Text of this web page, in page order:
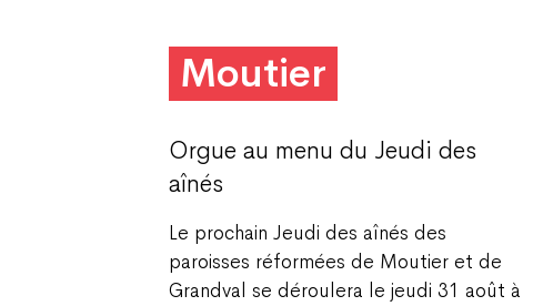
Moutier
Orgue au menu du Jeudi des
aînés
Le prochain Jeudi des aînés des
paroisses réformées de Moutier et de
Grandval se déroulera le jeudi 31 août à